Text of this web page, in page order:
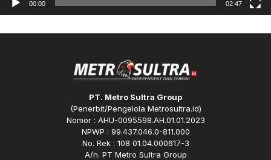
00:00 02:47
PT. Metro Sultra Group
(Penerbit/Pengelola Metrosultra.id)
Nomor : AHU-0095598.AH.01.01.2023
NPWP : 99.437.046.0-811.000
No. Rek : 108 01.04.000617-3
A/n. PT Metro Sultra Group